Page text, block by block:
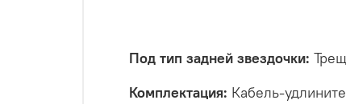
Под тип задней звездочки:
Комплектация: Кабель-